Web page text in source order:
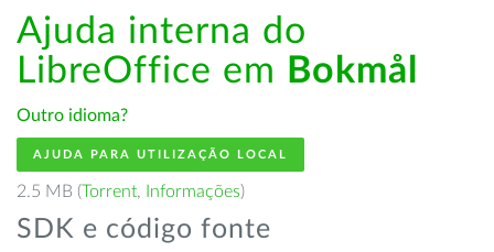
Ajuda interna do
LibreOffice em Bokmål
Outro idioma?
AJUDA PARA UTILIZAÇÃO LOCAL
2.5 MB (Torrent, Informações)
SDK e código fonte